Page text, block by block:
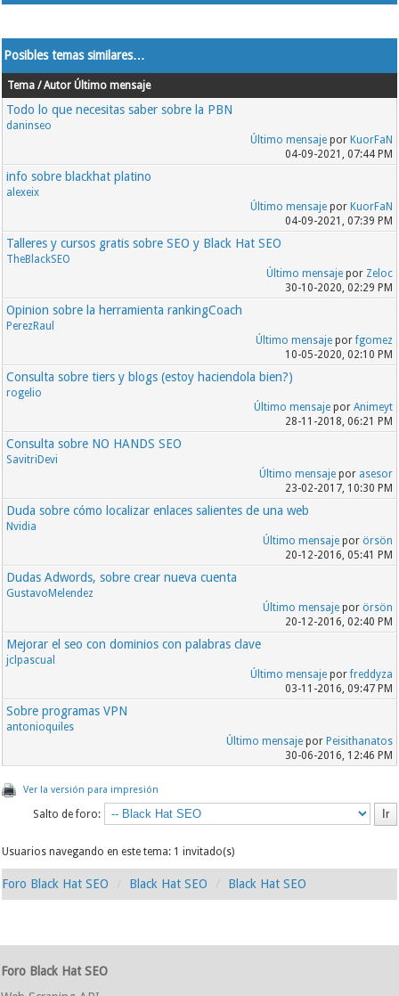
Posibles temas similares…
Tema / Autor Último mensaje
Todo lo que necesitas saber sobre la PBN
daninseo
Último mensajepor KuorFaN
04-09-2021, 07:44 PM
info sobre blackhat platino
alexeix
Último mensajepor KuorFaN
04-09-2021, 07:39 PM
Talleres y cursos gratis sobre SEO y Black Hat SEO
TheBlackSEO
Último mensajepor Zeloc
30-10-2020, 02:29 PM
Opinion sobre la herramienta rankingCoach
PerezRaul
Último mensajeporfgomez
10-05-2020, 02:10 PM
Consulta sobre tiers y blogs (estoy haciendola bien?)
rogelio
Último mensajepor Animeyt
28-11-2018, 06:21 PM
Consulta sobre NO HANDS SEO
SavitriDevi
Último mensajepor asesor
23-02-2017, 10:30 PM
Duda sobre cómo localizar enlaces salientes de una web
Nvidia
Último mensajepor örsön
20-12-2016, 05:41 PM
Dudas Adwords, sobre crear nueva cuenta
GustavoMelendez
Último mensajepor örsön
20-12-2016, 02:40 PM
Mejorar el seo con dominios con palabras clave
jclpascual
Último mensajeporfreddyza
03-11-2016, 09:47 PM
Sobre programas VPN
antonioquiles
Último mensajepor Peisithanatos
30-06-2016, 12:46 PM
Ver la versión para impresión
Salto de foro:
Usuarios navegando en este tema: 1 invitado(s)
Foro Black Hat SEO Black Hat SEO Black Hat SEO
Foro Black Hat SEO